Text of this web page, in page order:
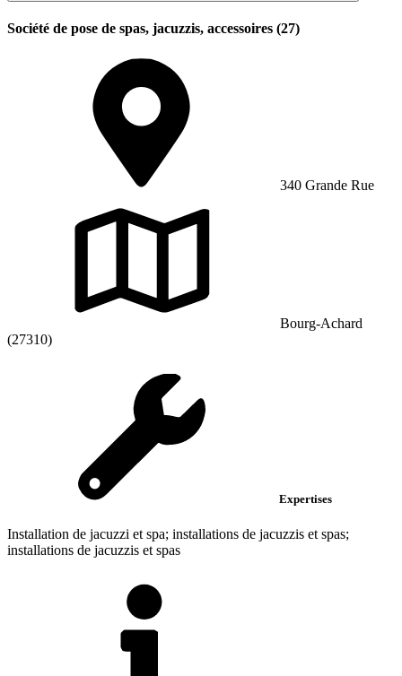
Société de pose de spas, jacuzzis, accessoires (27)
340 Grande Rue
Bourg-Achard
(27310)
Expertises
Installation de jacuzzi et spa; installations de jacuzzis et spas;
installations de jacuzzis et spas